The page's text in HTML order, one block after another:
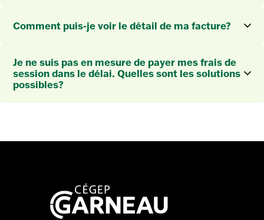
Comment puis-je voir le détail de ma facture?
Je ne suis pas en mesure de payer mes frais de
session dans le délai. Quelles sont les solutions
possibles?